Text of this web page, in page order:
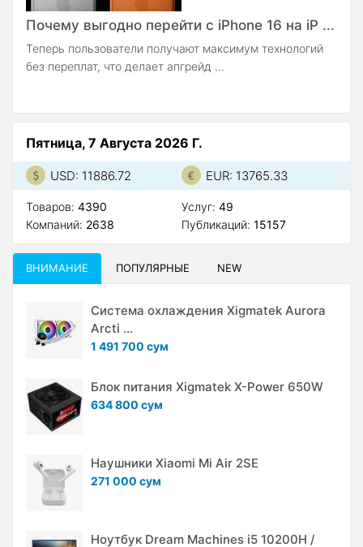
Почему выгодно перейти с iPhone 16 на iP ...
Теперь пользователи получают максимум технологий
без переплат, что делает апгрейд ...
Пятница, 7 Августа 2026 Г.
USD: 11886.72 EUR: 13765.33
Товаров: 4390
Компаний: 2638
Услуг: 49
Публикаций: 15157
ВНИМАНИЕ ПОПУЛЯРНЫЕ NEW
Система охлаждения Xigmatek Aurora
Arcti ...
1 491 700 сум
Блок питания Xigmatek X-Power 650W
634 800 сум
Наушники Xiaomi Mi Air 2SE
271 000 сум
Ноутбук Dream Machines i5 10200H /